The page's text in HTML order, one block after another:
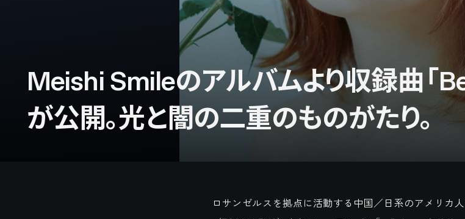
Meishi Smileのアルバムより収録曲「
が公開。光と闇の二重のものがたり。
ロサンゼルスを拠点に活動する中国／日系のアメリカ